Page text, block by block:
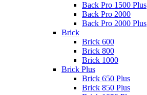
Back Pro 1500 Plus
Back Pro 2000
Back Pro 2000 Plus
Brick
Brick 600
Brick 800
Brick 1000
Brick Plus
Brick 650 Plus
Brick 850 Plus